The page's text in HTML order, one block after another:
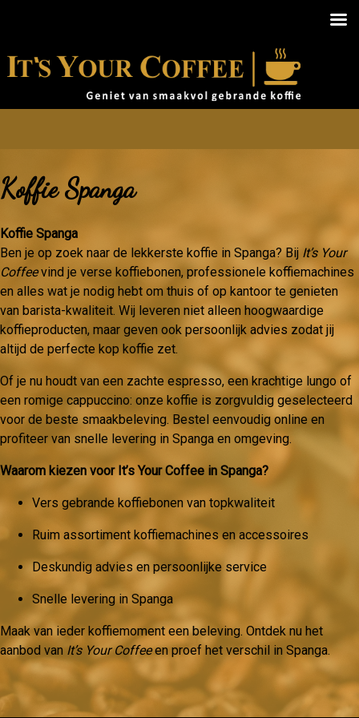
Koffie Spanga
Koffie Spanga
Ben je op zoek naar de lekkerste koffie in Spanga? Bij It’s Your
Coffeevind je verse koffiebonen, professionele koffiemachines
en alles wat je nodig hebt om thuis of op kantoor te genieten
van barista-kwaliteit. Wij leveren niet alleen hoogwaardige
koffieproducten, maar geven ook persoonlijk advies zodat jij
altijd de perfecte kop koffie zet.
Of je nu houdt van een zachte espresso, een krachtige lungo of
een romige cappuccino: onze koffie is zorgvuldig geselecteerd
voor de beste smaakbeleving. Bestel eenvoudig online en
profiteer van snelle levering in Spanga en omgeving.
Waarom kiezen voor It’s Your Coffee in Spanga?
Vers gebrande koffiebonen van topkwaliteit
Ruim assortiment koffiemachines en accessoires
Deskundig advies en persoonlijke service
Snelle levering in Spanga
Maak van ieder koffiemoment een beleving. Ontdek nu het
aanbod van It’s Your Coffeeen proef het verschil in Spanga.